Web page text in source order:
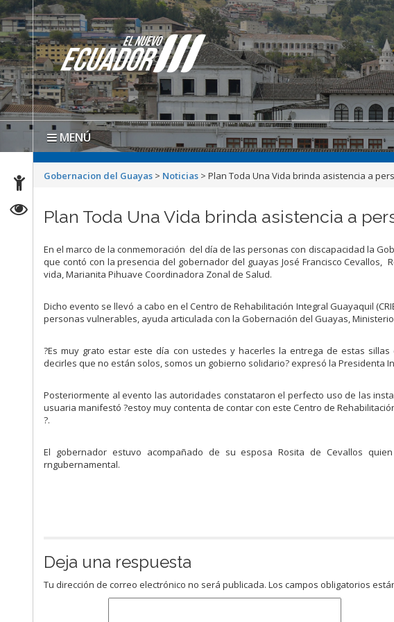
MENÚ
Gobernacion del Guayas > Noticias >Plan Toda Una Vida brinda asistencia a
Plan Toda Una Vida brinda asistencia a
En el marco de la conmemoración del día de las personas con discapacidad la
que contó con la presencia del gobernador del guayas José Francisco
vida, Marianita Pihuave Coordinadora Zonal de Salud.
Dicho evento se llevó a cabo en el Centro de Rehabilitación Integral Guayaquil
personas vulnerables, ayuda articulada con la Gobernación del Guayas,
?Es muy grato estar este día con ustedes y hacerles la entrega de estas
decirles que no están solos, somos un gobierno solidario? expresó la Presidenta
Posteriormente al evento las autoridades constataron el perfecto uso de las
usuaria manifestó ?estoy muy contenta de contar con este Centro de
?.
El gobernador estuvo acompañado de su esposa Rosita de Cevallos
rngubernamental.
Deja una respuesta
Tu dirección de correo electrónico no será publicada. Los campos obligatorios